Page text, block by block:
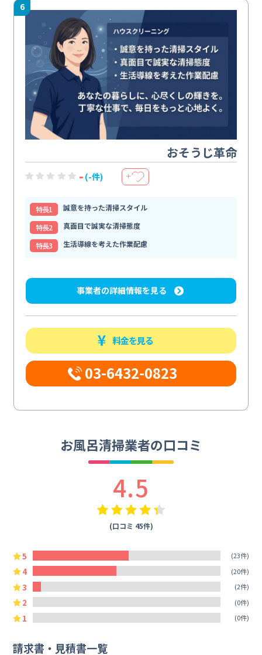
6
おそうじ革命
- (-件) ＋
特⻑1
誠意を持った清掃スタイル
特⻑2
真面目で誠実な清掃態度
特⻑3
生活導線を考えた作業配慮
事業者の詳細情報を見る
料金を見る
03-6432-0823
お風呂清掃業者の口コミ
4.5
(口コミ 45件)
5 (23件)
4 (20件)
3 (2件)
2 (0件)
1 (0件)
請求書・見積書一覧